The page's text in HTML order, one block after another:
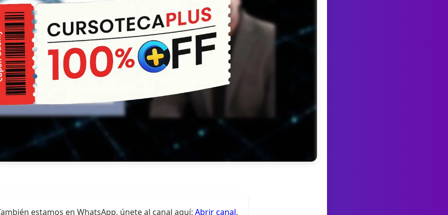
estamos en WhatsApp, únete al canal aquí: Abrir canal.